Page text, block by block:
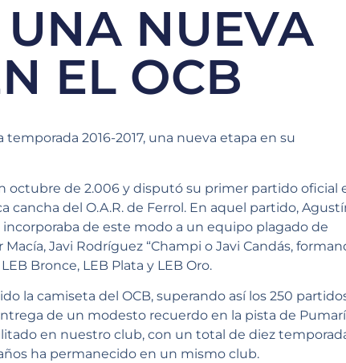
NUEVA
EL OCB
2016-2017, una nueva etapa en su
octubre de 2.006 y disputó su primer partido oficial
cancha del O.A.R. de Ferrol. En aquel partido,
de este modo a un equipo plagado de
Javi Rodríguez “Champi o Javi Candás,
Bronce, LEB Plata y LEB Oro.
la camiseta del OCB, superando así los 250
de un modesto recuerdo en la pista de
en nuestro club, con un total de diez
ha permanecido en un mismo club.